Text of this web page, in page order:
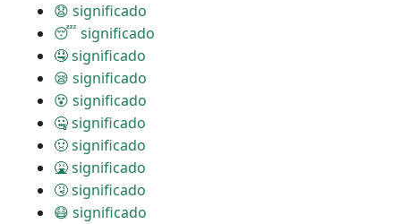
😧 significado
😴 significado
🤤 significado
😪 significado
😵 significado
🤐 significado
🤢 significado
🤮 significado
🤧 significado
😷 significado